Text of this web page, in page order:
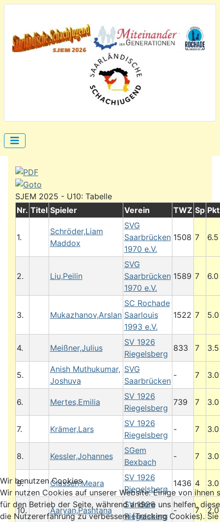
SJEM 2025 - U10: Tabelle
Nr. Titel Spieler Verein TWZ Sp Pkt
1.
Schröder,Liam
Maddox
SVG
Saarbrücken
1970 e.V.
1508 7 6.5
2. Liu,Peilin
SVG
Saarbrücken
1970 e.V.
1589 7 6.0
3. Mukazhanov,Arslan
SC Rochade
Saarlouis
1993 e.V.
1522 7 5.0
4. Meißner,Julius
SV 1926
Riegelsberg
833 7 3.5
5.
Anish Muthukumar,
Joshuva
SVG
Saarbrücken
- 7 3.0
6. Mertes,Emilia
SV 1926
Riegelsberg
739 7 3.0
7. Krämer,Lars
SV 1926
Riegelsberg
- 7 3.0
8. Kessler,Johannes
SGem
Bexbach
- 7 3.0
9. Classen,Meara
SV 1926
Riegelsberg
1436 4 3.0
10. Aaryan,Pashtana
SV 1926
Riegelsberg
- 7 2.0
Wir benutzen Cookies
Wir nutzen Cookies auf unserer Website. Einige von ihnen
für den Betrieb der Seite, während andere uns helfen,
die Nutzererfahrung zu verbessern (Tracking Cookies).